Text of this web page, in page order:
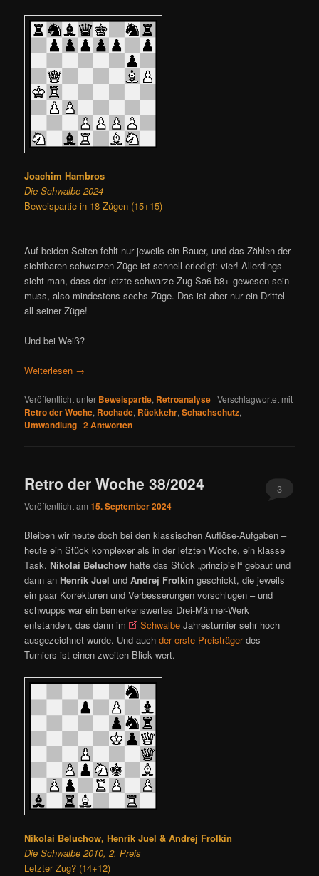
Joachim Hambros
Die Schwalbe 2024
Beweispartie in 18 Zügen (15+15)
Auf beiden Seiten fehlt nur jeweils ein Bauer, und das Zählen der
sichtbaren schwarzen Züge ist schnell erledigt: vier! Allerdings
sieht man, dass der letzte schwarze Zug Sa6-b8+ gewesen sein
muss, also mindestens sechs Züge. Das ist aber nur ein Drittel
all seiner Züge!
Und bei Weiß?
Weiterlesen →
Veröffentlicht unter Beweispartie, Retroanalyse |Verschlagwortet mit
Retro der Woche, Rochade, Rückkehr,Schachschutz,
Umwandlung |2Antworten
Retro der Woche 38/2024
Veröffentlicht am15. September 2024
3
Bleiben wir heute doch bei den klassischen Auflöse-Aufgaben –
heute ein Stück komplexer als in der letzten Woche, ein klasse
Task. Nikolai Beluchow hatte das Stück „prinzipiell“ gebaut und
dann an Henrik Juel undAndrej Frolkin geschickt, die jeweils
ein paar Korrekturen und Verbesserungen vorschlugen – und
schwupps war ein bemerkenswertes Drei-Männer-Werk
entstanden, das dann im
Schwalbe Jahresturnier sehr hoch
ausgezeichnet wurde. Und auchder erste Preisträgerdes
Turniers ist einen zweiten Blick wert.
Nikolai Beluchow, Henrik Juel & Andrej Frolkin
Die Schwalbe 2010, 2. Preis
Letzter Zug? (14+12)